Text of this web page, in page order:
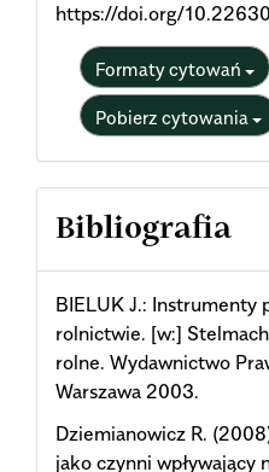
https://doi.org/
Formaty cytowań
Pobierz cytowania
Bibliografia
BIELUK J.: Instrumenty
rolnictwie. [w:]
rolne. Wydawnictwo
Warszawa 2003.
Dziemianowicz R.
jako czynni wpływający